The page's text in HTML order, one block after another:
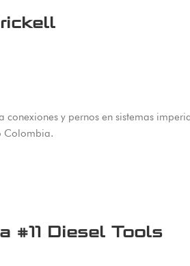
y pernos en sistemas
Colombia.
#11 Diesel Tools